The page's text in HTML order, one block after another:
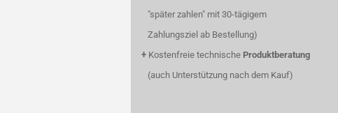
"später zahlen" mit 30-tägigem
Zahlungsziel ab Bestellung)
+ Kostenfreie technische Produktberatung
(auch Unterstützung nach dem Kauf)